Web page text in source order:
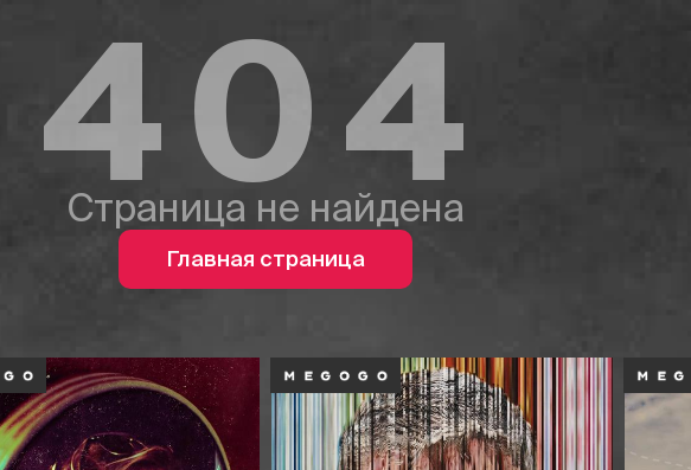
404
Страница не найдена
Главная страница